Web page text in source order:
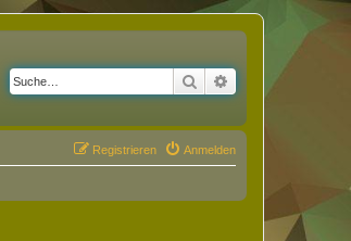
Suche Erweiterte Suche
Anmelden
Registrieren